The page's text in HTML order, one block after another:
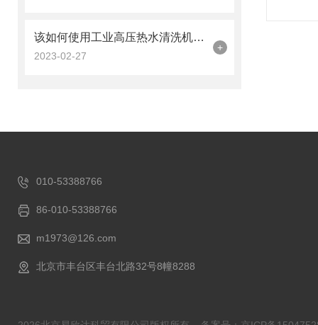
该如何使用工业高压热水清洗机进行清洗呢
2023-02-27
+
010-53388766
86-010-53388766
m1973@126.com
北京市丰台区丰台北路32号8幢8288